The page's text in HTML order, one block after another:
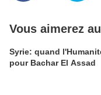
Vous aimerez
Syrie: quand
pour Bachar El Assad